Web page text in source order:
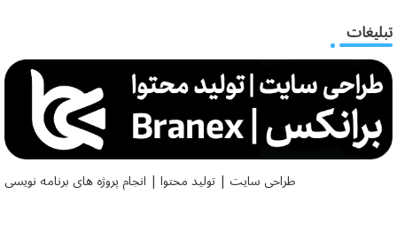
تبلیغات
طراحی سایت | تولید محتوا | انجام پروژه های برنامه نویسی